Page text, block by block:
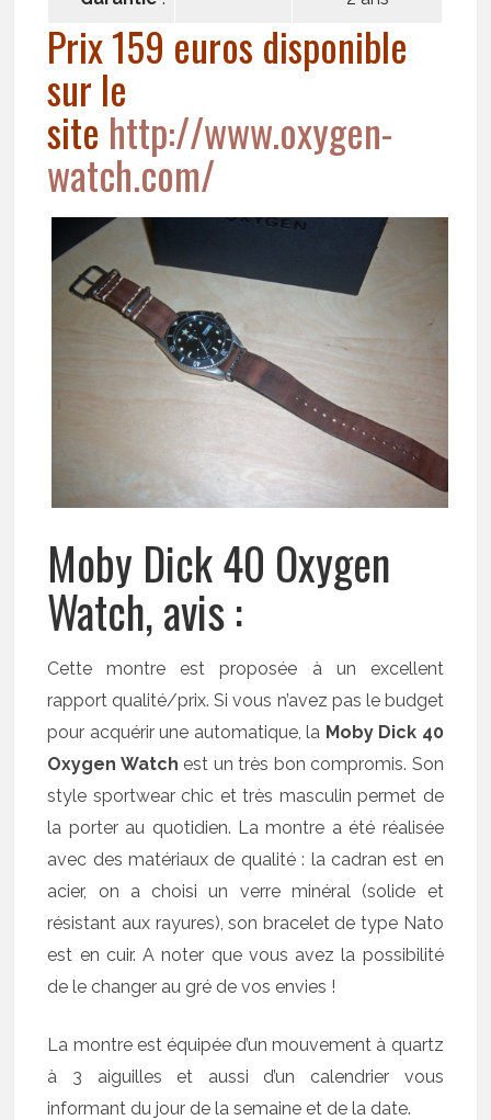
Prix 159 euros disponible
sur le
site http://www.oxygen-
watch.com/
Moby Dick 40 Oxygen
Watch, avis :
Cette montre est proposée à un excellent
rapport qualité/prix. Si vous n’avez pas le budget
pour acquérir une automatique, la Moby Dick 40
Oxygen Watch est un très bon compromis. Son
style sportwear chic et très masculin permet de
la porter au quotidien. La montre a été réalisée
avec des matériaux de qualité : la cadran est en
acier, on a choisi un verre minéral (solide et
résistant aux rayures), son bracelet de type Nato
est en cuir. A noter que vous avez la possibilité
de le changer au gré de vos envies !
La montre est équipée d’un mouvement à quartz
à 3 aiguilles et aussi d’un calendrier vous
informant du jour de la semaine et de la date.